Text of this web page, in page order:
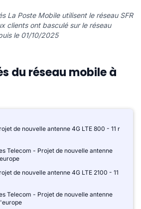
La Poste Mobile utilisent le réseau SFR
clients ont basculé sur le réseau
le 01/10/2025
du réseau mobile à
de nouvelle antenne 4G LTE 800 - 11 r
Telecom - Projet de nouvelle antenne
de nouvelle antenne 4G LTE 2100 - 11
Telecom - Projet de nouvelle antenne